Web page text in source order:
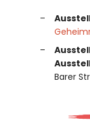
Barer